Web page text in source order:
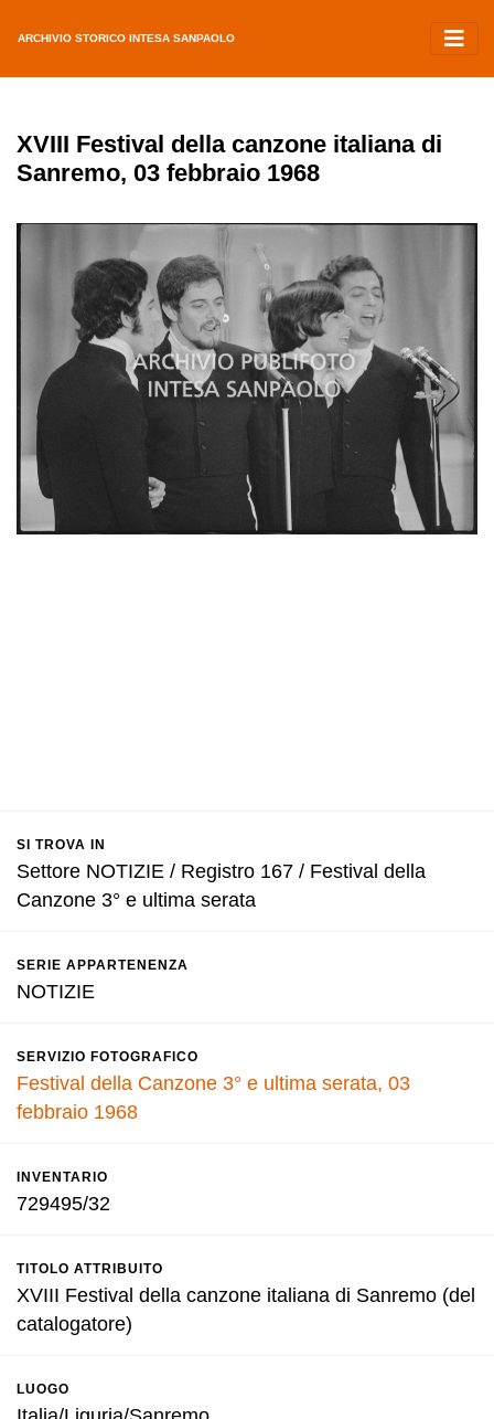
ARCHIVIO STORICO INTESA SANPAOLO
XVIII Festival della canzone italiana di
Sanremo, 03 febbraio 1968
SI TROVA IN
Settore NOTIZIE / Registro 167 / Festival della
Canzone 3° e ultima serata
SERIE APPARTENENZA
NOTIZIE
SERVIZIO FOTOGRAFICO
Festival della Canzone 3° e ultima serata, 03
febbraio 1968
INVENTARIO
729495/32
TITOLO ATTRIBUITO
XVIII Festival della canzone italiana di Sanremo (del
catalogatore)
LUOGO